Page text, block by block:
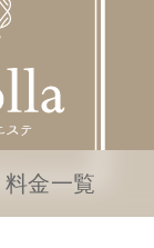
金一覧